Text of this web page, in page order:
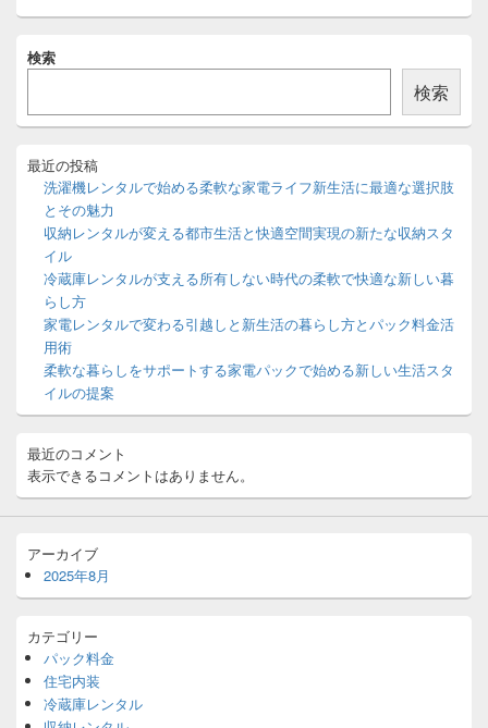
イ
イ
バ
検索
検索
最近の投稿
洗濯機レンタルで始める柔軟な家電ライフ新生活に最適な選択肢
とその魅力
収納レンタルが変える都市生活と快適空間実現の新たな収納スタ
イル
冷蔵庫レンタルが支える所有しない時代の柔軟で快適な新しい暮
らし方
家電レンタルで変わる引越しと新生活の暮らし方とパック料金活
用術
柔軟な暮らしをサポートする家電パックで始める新しい生活スタ
イルの提案
最近のコメント
表示できるコメントはありません。
アーカイブ
2025年8月
カテゴリー
パック料金
住宅内装
冷蔵庫レンタル